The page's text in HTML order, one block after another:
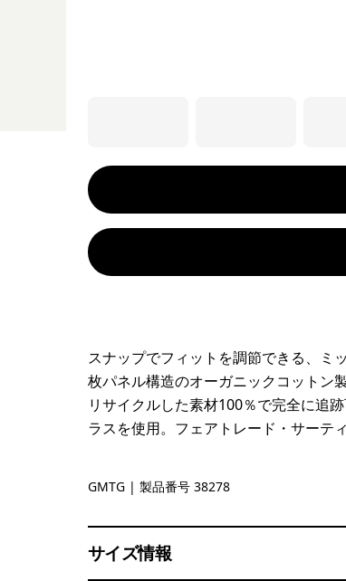
スナップでフィットを調節できる、ミ
枚パネル構造のオーガニックコットン
リサイクルした素材100％で完全に追
ラスを使用。フェアトレード・サーテ
Gumtree Green
GMTG | 製品番号 38278
サイズ情報